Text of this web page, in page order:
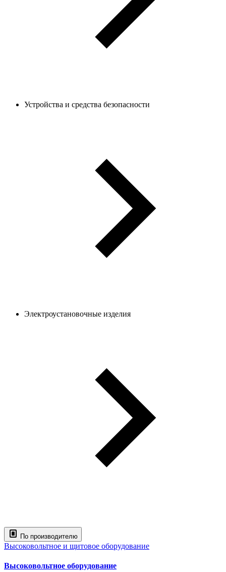
Устройства и средства безопасности
Электроустановочные изделия
По производителю
Высоковольтное и щитовое оборудование
Высоковольтное оборудование